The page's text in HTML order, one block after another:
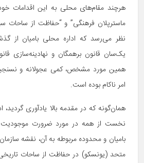
هرچند مقام‌های محلی به این اقدامات
ماسترپلان فرهنگی” و “حفاظت از ساحات
نظر می‌رسد که اداره محلی بامیان از
یک‌سان قانون برهمگان و نهادینه‌سازی
همین مورد مشخص، کمی عجولانه و
امر ناکام بوده است.
همان‌گونه که در مقدمه بالا یادآوری
نخست از همه در مورد ضرورت موجودیت
بامیان و محدوده مربوطه به آن، نقشه
متحد (یونسکو) در حفاظت از ساحات